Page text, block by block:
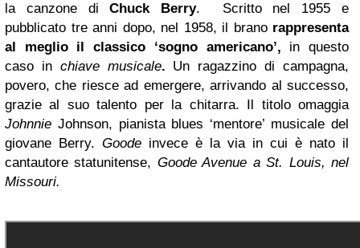
la canzone diChuck Berry. Scritto nel 1955 e
pubblicato tre anni dopo, nel 1958, il brano rappresenta
al meglio il classico ‘sogno americano’, in questo
caso inchiave musicale. Un ragazzino di campagna,
povero, che riesce ad emergere, arrivando al successo,
grazie al suo talento per la chitarra. Il titolo omaggia
Johnnie Johnson, pianista blues ‘mentore’ musicale del
giovane Berry. Goode invece è la via in cui è nato il
cantautore statunitense, Goode Avenue a St. Louis, nel
Missouri.